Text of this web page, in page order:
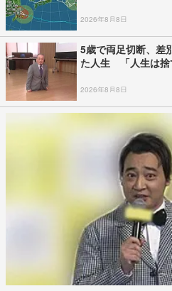
2026年8月8日
5歳で両足切断、差
た人生 「人生は捨
2026年8月8日